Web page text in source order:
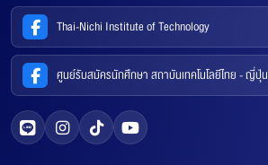
Thai-Nichi Institute of Technology
ศูนย์รับสมัครนักศึกษา สถาบันเทคโนโลยีไทย - ญี่ปุ่น